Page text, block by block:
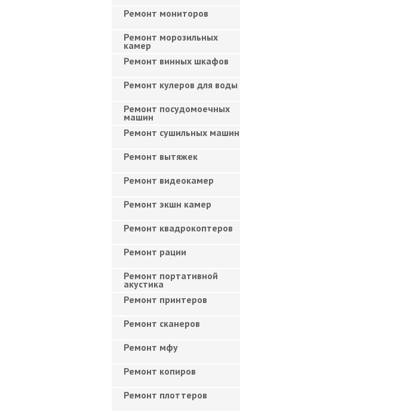
Ремонт мониторов
Ремонт морозильных
камер
Ремонт винных шкафов
Ремонт кулеров для воды
Ремонт посудомоечных
машин
Ремонт сушильных машин
Ремонт вытяжек
Ремонт видеокамер
Ремонт экшн камер
Ремонт квадрокоптеров
Ремонт рации
Ремонт портативной
акустика
Ремонт принтеров
Ремонт сканеров
Ремонт мфу
Ремонт копиров
Ремонт плоттеров